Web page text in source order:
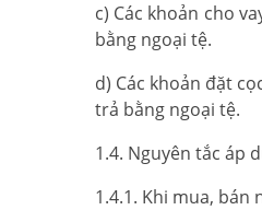
c) Các khoản cho
bằng ngoại tệ.
d) Các khoản đặt
trả bằng ngoại tệ.
1.4. Nguyên tắc áp
1.4.1. Khi mua,